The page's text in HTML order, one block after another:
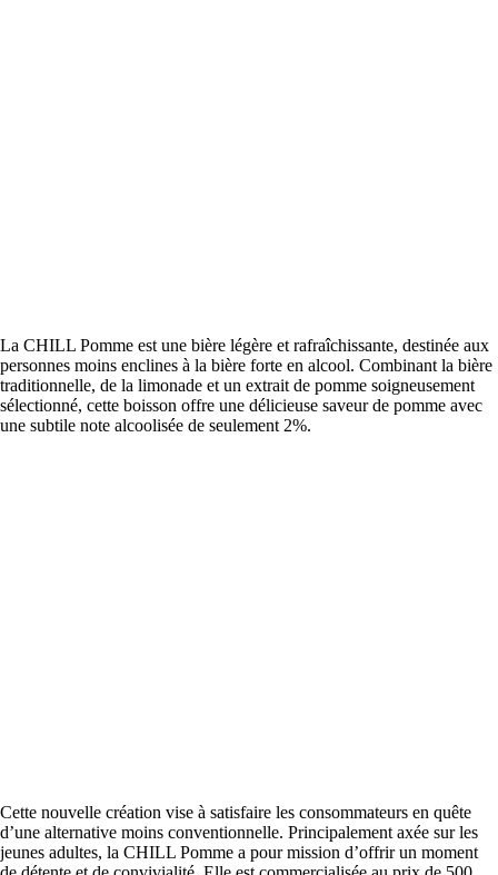
La CHILL Pomme est une bière légère et rafraîchissante, destinée aux
personnes moins enclines à la bière forte en alcool. Combinant la bière
traditionnelle, de la limonade et un extrait de pomme soigneusement
sélectionné, cette boisson offre une délicieuse saveur de pomme avec
une subtile note alcoolisée de seulement 2%.
Cette nouvelle création vise à satisfaire les consommateurs en quête
d’une alternative moins conventionnelle. Principalement axée sur les
jeunes adultes, la CHILL Pomme a pour mission d’offrir un moment